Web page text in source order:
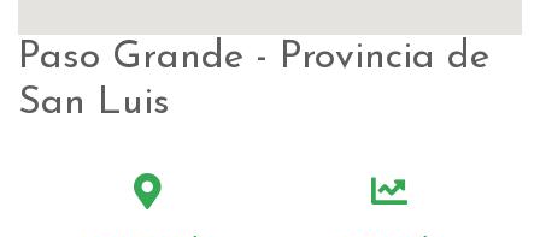
Paso Grande - Provincia de
San Luis